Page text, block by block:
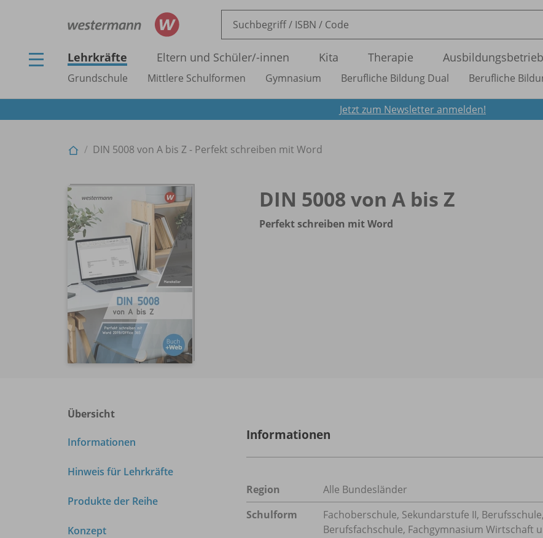
Lehrkräfte Eltern und Schüler/-innen Kita Therapie
Grundschule Mittlere Schulformen Gymnasium Berufliche Bildung Dual Berufliche
Jetzt zum Newsletter anmelden!
DIN 5008 von A bis Z - Perfekt schreiben mit Word
DIN 5008 von A bis Z
Perfekt schreiben mit Word
Übersicht
Informationen
Hinweis für Lehrkräfte
Produkte der Reihe
Konzept
Informationen
Region
Alle Bundesländer
Schulform
Fachoberschule, Sekundarstufe II,
Berufsfachschule, Fachgymnasium Wirtschaft